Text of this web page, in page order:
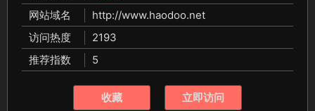
网站域名
http://www.haodoo.net
访问热度
2193
推荐指数
5
收藏 立即访问